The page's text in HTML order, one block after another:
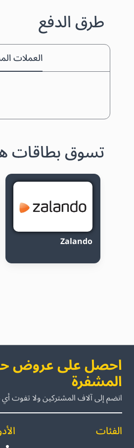
طرق الدفع
العملات
تسوق بطاقات
Zalando
احصل على عروض
المشفرة
انضم إلى آلاف المشتركين ولا تفوت
الفئات